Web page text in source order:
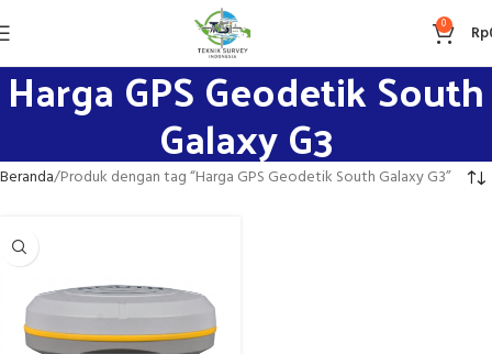
0 Rp
Harga GPS Geodetik South
Galaxy G3
Beranda Produk dengan tag “Harga GPS Geodetik South Galaxy G3”